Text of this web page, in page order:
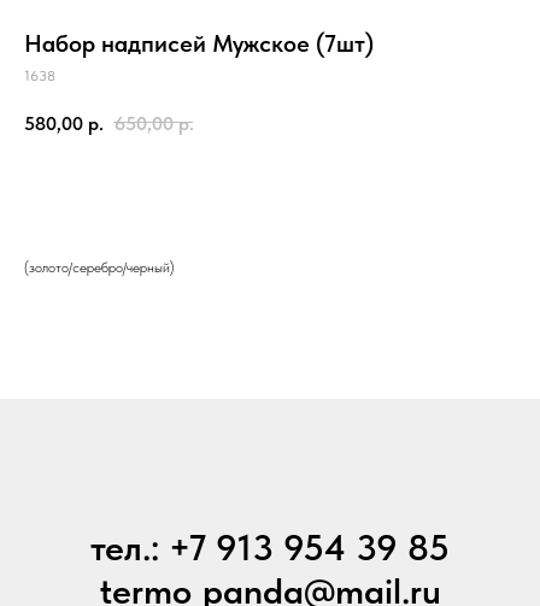
Набор надписей Мужское (7шт)
1638
580,00 р. 650,00 р.
(золото/серебро/черный)
тел.: +7 913 954 39 85
termo_panda@mail.ru